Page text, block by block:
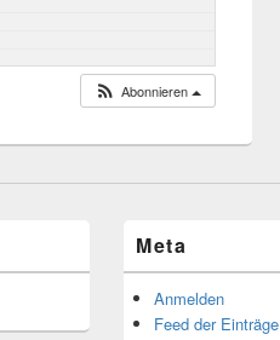
Abonnieren
Meta
Anmelden
Feed der Einträge